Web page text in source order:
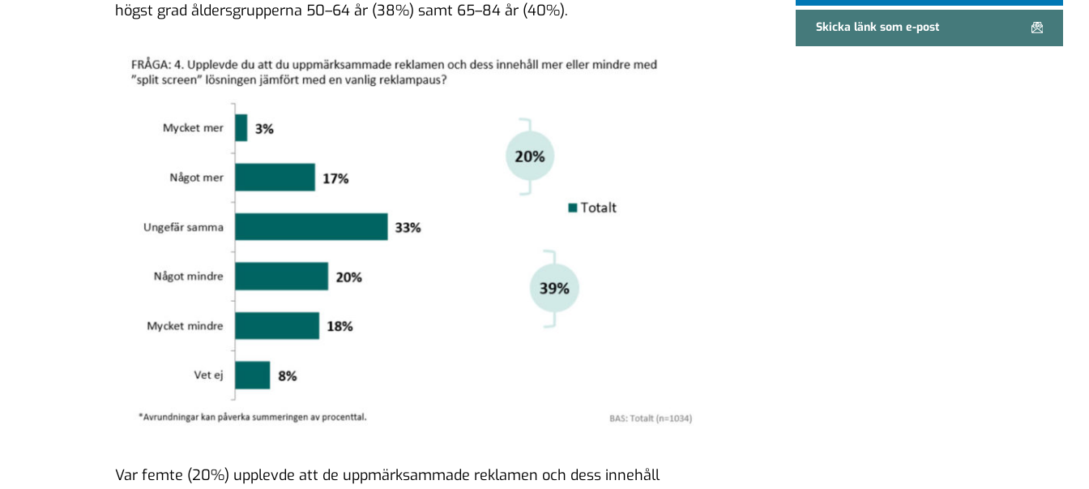
högst grad åldersgrupperna 50–64 år (38%) samt 65–84 år (40%).
Var femte (20%) upplevde att de uppmärksammade reklamen och dess innehåll
Skicka länk som e-post